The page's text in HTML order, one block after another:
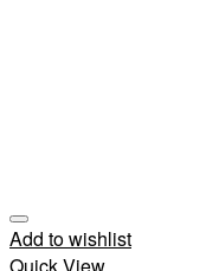
Add to wishlist